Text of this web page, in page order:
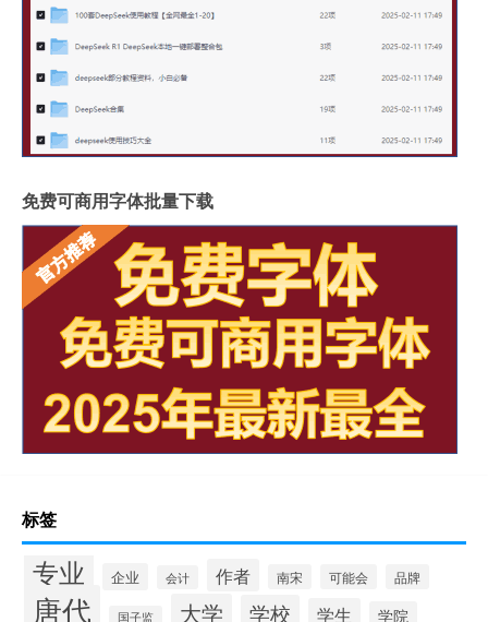
免费可商用字体批量下载
标签
专业 企业 会计 作者 南宋 可能会 品牌
唐代 国子监 大学 学校 学生 学院